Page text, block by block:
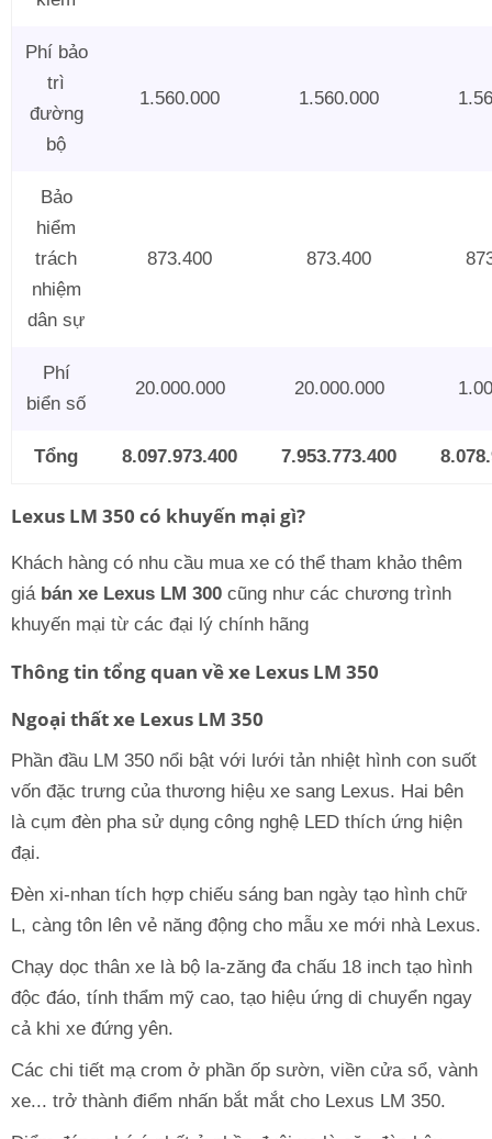
Phí bảo
trì
đường
bộ
1.560.000 1.560.000
Bảo
hiểm
trách
nhiệm
dân sự
873.400 873.400
Phí
biển số
20.000.000 20.000.000
Tổng 8.097.973.400 7.953.773.400
Lexus LM 350 có khuyến mại gì?
Khách hàng có nhu cầu mua xe có thể tham khảo thêm
giá bán xe Lexus LM 300 cũng như các chương trình
khuyến mại từ các đại lý chính hãng
Thông tin tổng quan về xe Lexus LM 350
Ngoại thất xe Lexus LM 350
Phần đầu LM 350 nổi bật với lưới tản nhiệt hình con suốt
vốn đặc trưng của thương hiệu xe sang Lexus. Hai bên
là cụm đèn pha sử dụng công nghệ LED thích ứng hiện
đại.
Đèn xi-nhan tích hợp chiếu sáng ban ngày tạo hình chữ
L, càng tôn lên vẻ năng động cho mẫu xe mới nhà Lexus.
Chạy dọc thân xe là bộ la-zăng đa chấu 18 inch tạo hình
độc đáo, tính thẩm mỹ cao, tạo hiệu ứng di chuyển ngay
cả khi xe đứng yên.
Các chi tiết mạ crom ở phần ốp sườn, viền cửa sổ, vành
xe... trở thành điểm nhấn bắt mắt cho Lexus LM 350.